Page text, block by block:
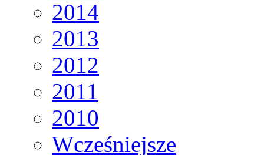
2014
2013
2012
2011
2010
Wcześniejsze